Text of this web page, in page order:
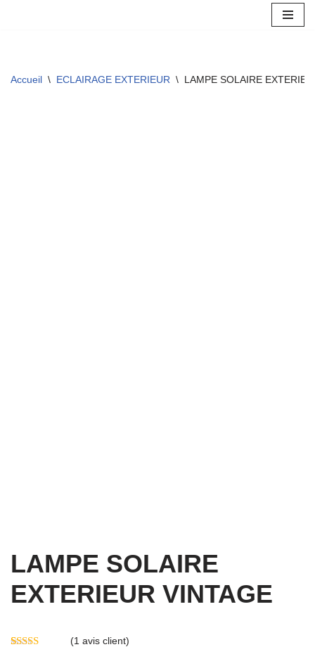
Accueil \ ECLAIRAGE EXTERIEUR \ LAMPE SOLAIRE
LAMPE SOLAIRE
EXTERIEUR VINTAGE
(1 avis client)